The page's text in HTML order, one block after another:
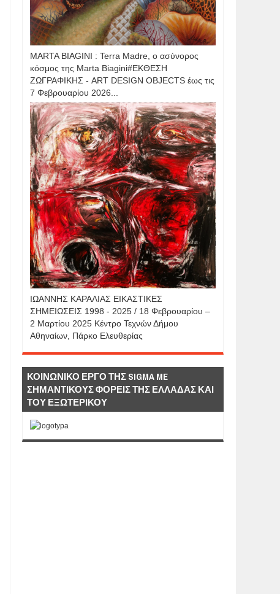
MARTA BIAGINI : Terra Madre, ο ασύνορος
κόσμος της Marta Biagini#ΕΚΘΕΣΗ
ΖΩΓΡΑΦΙΚΗΣ - ART DESIGN OBJECTS έως τις
7 Φεβρουαρίου 2026...
IΩΑΝΝΗΣ KAΡΑΛΙΑΣ ΕΙΚΑΣΤΙΚΕΣ
ΣΗΜΕΙΩΣΕΙΣ 1998 - 2025 / 18 Φεβρουαρίου –
2 Μαρτίου 2025 Κέντρο Τεχνών Δήμου
Αθηναίων, Πάρκο Ελευθερίας
ΚΟΙΝΩΝΙΚΟ ΕΡΓΟ ΤΗΣ SIGMA ME
ΣΗΜΑΝΤΙΚΟΥΣ ΦΟΡΕΙΣ ΤΗΣ ΕΛΛΑΔΑΣ ΚΑΙ
ΤΟΥ ΕΞΩΤΕΡΙΚΟΥ